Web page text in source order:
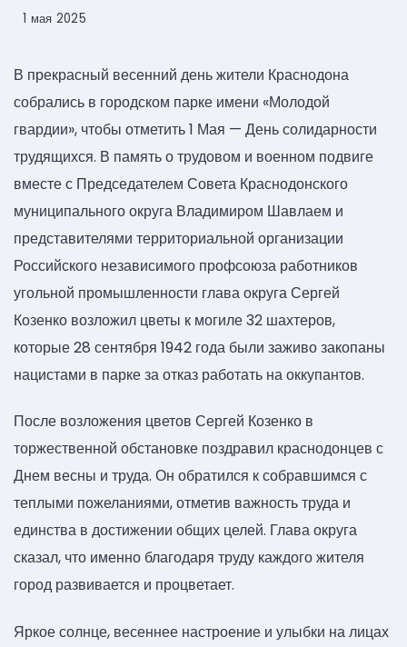
1 мая 2025
В прекрасный весенний день жители Краснодона
собрались в городском парке имени «Молодой
гвардии», чтобы отметить 1 Мая — День солидарности
трудящихся. В память о трудовом и военном подвиге
вместе с Председателем Совета Краснодонского
муниципального округа Владимиром Шавлаем и
представителями территориальной организации
Российского независимого профсоюза работников
угольной промышленности глава округа Сергей
Козенко возложил цветы к могиле 32 шахтеров,
которые 28 сентября 1942 года были заживо закопаны
нацистами в парке за отказ работать на оккупантов.
После возложения цветов Сергей Козенко в
торжественной обстановке поздравил краснодонцев с
Днем весны и труда. Он обратился к собравшимся с
теплыми пожеланиями, отметив важность труда и
единства в достижении общих целей. Глава округа
сказал, что именно благодаря труду каждого жителя
город развивается и процветает.
Яркое солнце, весеннее настроение и улыбки на лицах